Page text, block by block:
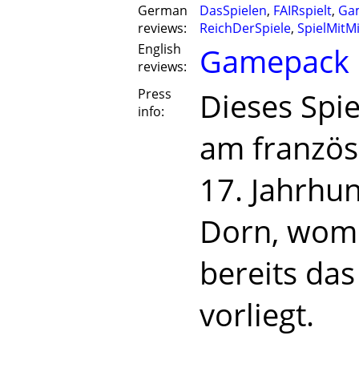
German
reviews:
DasSpielen, FAIRspielt,
ReichDerSpiele,
English
reviews:
Gamepack
Press
info:
Dieses
am
17.
Dorn,
bereits
vorliegt.